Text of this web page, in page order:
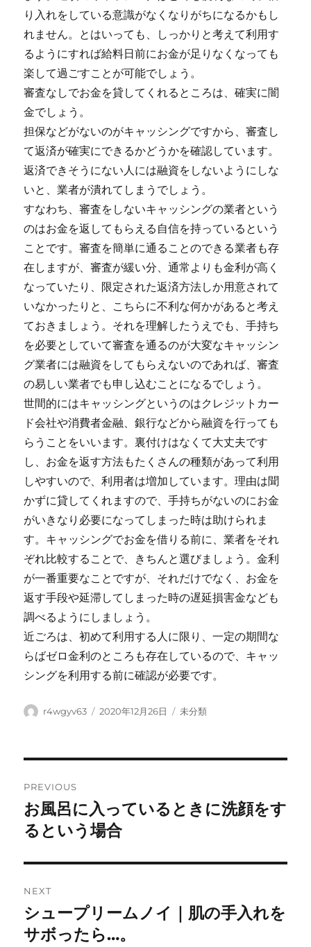
り入れをしている意識がなくなりがちになるかもし
れません。とはいっても、しっかりと考えて利用す
るようにすれば給料日前にお金が足りなくなっても
楽して過ごすことが可能でしょう。
審査なしでお金を貸してくれるところは、確実に闇
金でしょう。
担保などがないのがキャッシングですから、審査し
て返済が確実にできるかどうかを確認しています。
返済できそうにない人には融資をしないようにしな
いと、業者が潰れてしまうでしょう。
すなわち、審査をしないキャッシングの業者という
のはお金を返してもらえる自信を持っているという
ことです。審査を簡単に通ることのできる業者も存
在しますが、審査が緩い分、通常よりも金利が高く
なっていたり、限定された返済方法しか用意されて
いなかったりと、こちらに不利な何かがあると考え
ておきましょう。それを理解したうえでも、手持ち
を必要としていて審査を通るのが大変なキャッシン
グ業者には融資をしてもらえないのであれば、審査
の易しい業者でも申し込むことになるでしょう。
世間的にはキャッシングというのはクレジットカー
ド会社や消費者金融、銀行などから融資を行っても
らうことをいいます。裏付けはなくて大丈夫です
し、お金を返す方法もたくさんの種類があって利用
しやすいので、利用者は増加しています。理由は聞
かずに貸してくれますので、手持ちがないのにお金
がいきなり必要になってしまった時は助けられま
す。キャッシングでお金を借りる前に、業者をそれ
ぞれ比較することで、きちんと選びましょう。金利
が一番重要なことですが、それだけでなく、お金を
返す手段や延滞してしまった時の遅延損害金なども
調べるようにしましょう。
近ごろは、初めて利用する人に限り、一定の期間な
らばゼロ金利のところも存在しているので、キャッ
シングを利用する前に確認が必要です。
Author
r4wgyv63
Posted
2020年12月26日 Categories
未分類
navigation
PREVIOUS
Previous
post:
お風呂に入っているときに洗顔をす
るという場合
NEXT
Next
post:
シュープリームノイ｜肌の手入れを
サボったら…。